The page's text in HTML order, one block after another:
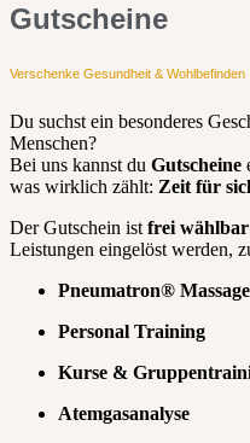
Gutscheine
Verschenke Gesundheit & Wohlbefinden
Du suchst ein besonderes
Menschen?
Bei uns kannst du Gutscheine
was wirklich zählt: Zeit für
Der Gutschein ist frei wählbar
Leistungen eingelöst werden,
Pneumatron® Massage
Personal Training
Kurse &
Atemgasanalyse